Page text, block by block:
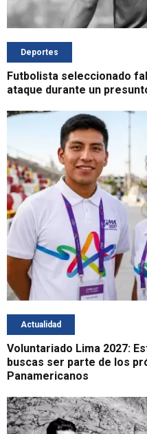
Deportes
Futbolista seleccionado
ataque durante un
Actualidad
Voluntariado Lima 2027:
buscas ser parte de los
Panamericanos